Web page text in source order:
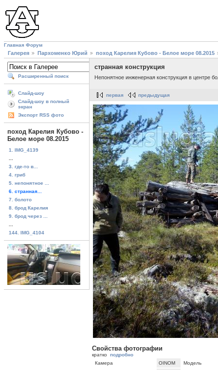
Главная Форум
Галерея Пархоменко Юрий поход Карелия Кубово - Белое море 08.2015
Расширенный поиск
Слайд-шоу
Слайд-шоу в полный
экран
Экспорт RSS фото
поход Карелия Кубово -
Белое море 08.2015
1. IMG_4139
3. где-то в...
4. гриб
5. непонятное ...
6. странная...
7. болото
8. брод Карелия
9. брод через ...
144. IMG_4104
странная конструкция
Непонятное инженерная конструкция в центре
первая предыдущая
Свойства фотографии
кратко подробно
Камера
OINOM
Модель